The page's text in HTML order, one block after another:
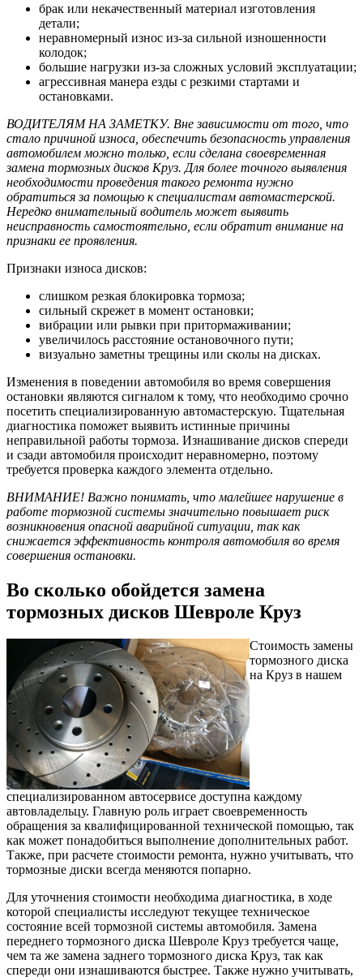
брак или некачественный материал изготовления
детали;
неравномерный износ из-за сильной изношенности
колодок;
большие нагрузки из-за сложных условий эксплуатации;
агрессивная манера езды с резкими стартами и
остановками.
ВОДИТЕЛЯМ НА ЗАМЕТКУ. Вне зависимости от того, что
стало причиной износа, обеспечить безопасность управления
автомобилем можно только, если сделана своевременная
замена тормозных дисков Круз. Для более точного выявления
необходимости проведения такого ремонта нужно
обратиться за помощью к специалистам автомастерской.
Нередко внимательный водитель может выявить
неисправность самостоятельно, если обратит внимание на
признаки ее проявления.
Признаки износа дисков:
слишком резкая блокировка тормоза;
сильный скрежет в момент остановки;
вибрации или рывки при притормаживании;
увеличилось расстояние остановочного пути;
визуально заметны трещины или сколы на дисках.
Изменения в поведении автомобиля во время совершения
остановки являются сигналом к тому, что необходимо срочно
посетить специализированную автомастерскую. Тщательная
диагностика поможет выявить истинные причины
неправильной работы тормоза. Изнашивание дисков спереди
и сзади автомобиля происходит неравномерно, поэтому
требуется проверка каждого элемента отдельно.
ВНИМАНИЕ! Важно понимать, что малейшее нарушение в
работе тормозной системы значительно повышает риск
возникновения опасной аварийной ситуации, так как
снижается эффективность контроля автомобиля во время
совершения остановки.
Во сколько обойдется замена
тормозных дисков Шевроле Круз
Стоимость замены
тормозного диска
на Круз в нашем
специализированном автосервисе доступна каждому
автовладельцу. Главную роль играет своевременность
обращения за квалифицированной технической помощью, так
как может понадобиться выполнение дополнительных работ.
Также, при расчете стоимости ремонта, нужно учитывать, что
тормозные диски всегда меняются попарно.
Для уточнения стоимости необходима диагностика, в ходе
которой специалисты исследуют текущее техническое
состояние всей тормозной системы автомобиля. Замена
переднего тормозного диска Шевроле Круз требуется чаще,
чем та же замена заднего тормозного диска Круз, так как
спереди они изнашиваются быстрее. Также нужно учитывать,